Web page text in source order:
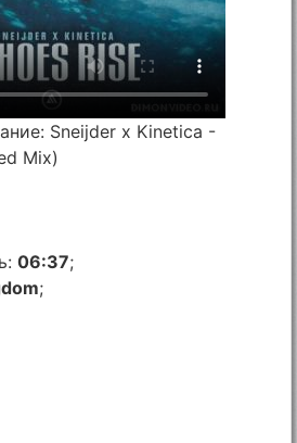
Sneijder x Kinetica -
Mix)
06:37;
;